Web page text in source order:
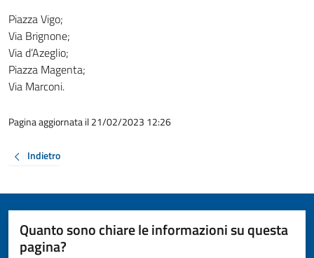
Piazza Vigo;
Via Brignone;
Via d’Azeglio;
Piazza Magenta;
Via Marconi.
Pagina aggiornata il 21/02/2023 12:26
Indietro
Quanto sono chiare le informazioni su questa
pagina?